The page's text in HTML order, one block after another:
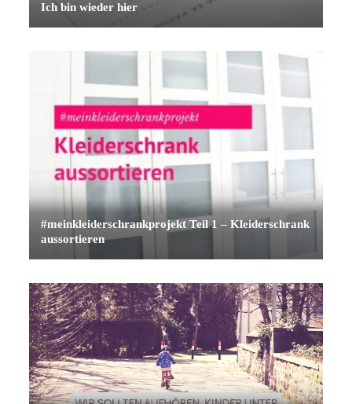
Ich bin wieder hier
#meinkleiderschrankprojekt Teil 1 – Kleiderschrank
aussortieren